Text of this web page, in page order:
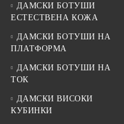
ДАМСКИ БОТУШИ
ЕСТЕСТВЕНА КОЖА
ДАМСКИ БОТУШИ НА
ПЛАТФОРМА
ДАМСКИ БОТУШИ НА
ТОК
ДАМСКИ ВИСОКИ
КУБИНКИ